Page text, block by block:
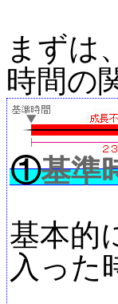
まずは
時間の
①基準
基本的
入った